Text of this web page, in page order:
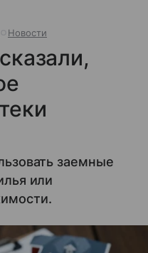
Новости
заемные
или